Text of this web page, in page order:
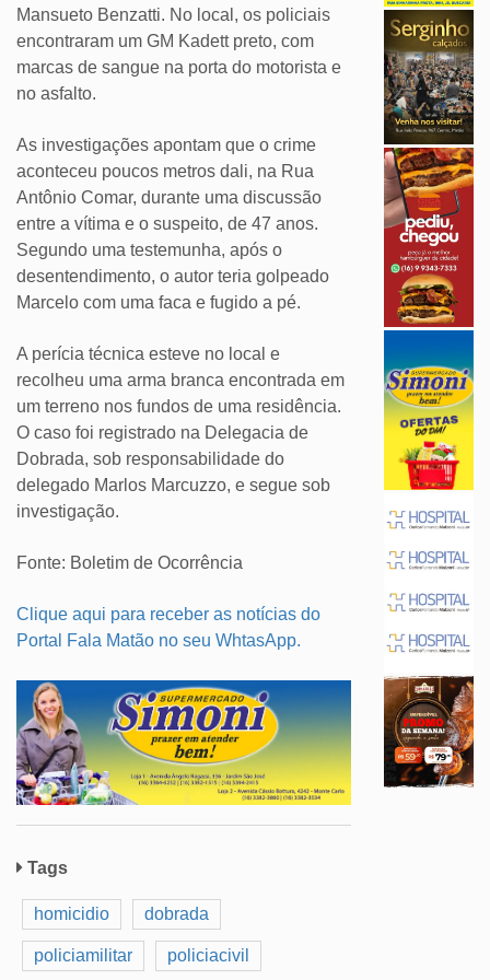
Mansueto Benzatti. No local, os policiais
encontraram um GM Kadett preto, com
marcas de sangue na porta do motorista e
no asfalto.
As investigações apontam que o crime
aconteceu poucos metros dali, na Rua
Antônio Comar, durante uma discussão
entre a vítima e o suspeito, de 47 anos.
Segundo uma testemunha, após o
desentendimento, o autor teria golpeado
Marcelo com uma faca e fugido a pé.
A perícia técnica esteve no local e
recolheu uma arma branca encontrada em
um terreno nos fundos de uma residência.
O caso foi registrado na Delegacia de
Dobrada, sob responsabilidade do
delegado Marlos Marcuzzo, e segue sob
investigação.
Fonte: Boletim de Ocorrência
Clique aqui para receber as notícias do
Portal Fala Matão no seu WhtasApp.
Tags
homicidio dobrada
policiamilitar policiacivil